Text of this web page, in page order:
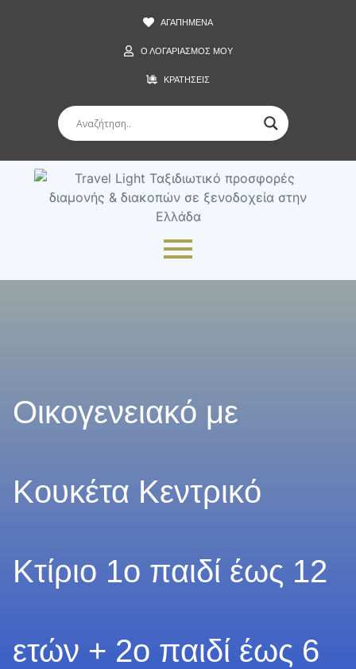
ΑΓΑΠΗΜΕΝΑ
Ο ΛΟΓΑΡΙΑΣΜΟΣ ΜΟΥ
ΚΡΑΤΗΣΕΙΣ
Οικογενειακό με
Κουκέτα Κεντρικό
Κτίριο 1ο παιδί έως 12
ετών + 2ο παιδί έως 6